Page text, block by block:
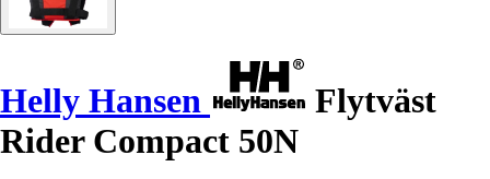
Helly Hansen
Flytväst
Rider Compact 50N